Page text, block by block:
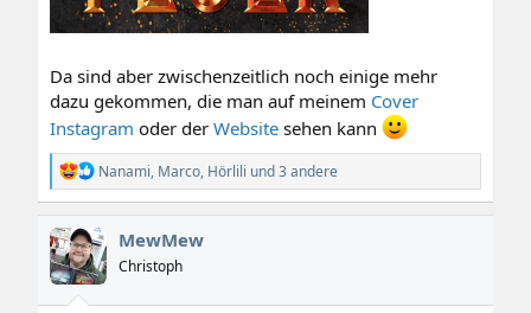
Da sind aber zwischenzeitlich noch einige mehr
dazu gekommen, die man auf meinem Cover
Instagram oder derWebsite sehen kann
R
e
a
k
t
i
o
n
Nanami, Marco, Hörlili und 3 andere
MewMew
Christoph